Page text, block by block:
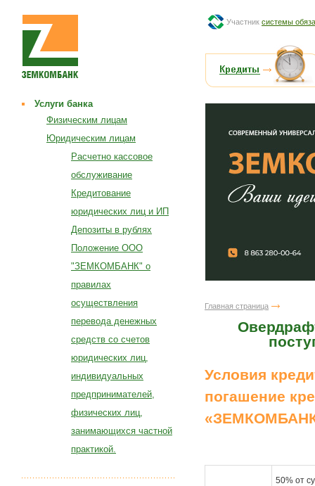
Участник системы
Услуги банка
Физическим лицам
Юридическим лицам
Расчетно кассовое
обслуживание
Кредитование
юридических лиц и ИП
Депозиты в рублях
Положение ООО
"ЗЕМКОМБАНК" о
правилах
осуществления
перевода денежных
средств со счетов
юридических лиц,
индивидуальных
предпринимателей,
физических лиц,
занимающихся частной
практикой.
Главная страница
Условия
погашение
50% от